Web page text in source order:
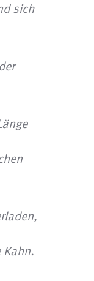
sich
Kahn.